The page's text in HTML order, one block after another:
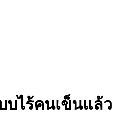
บไร้คนเข็นแล้ว